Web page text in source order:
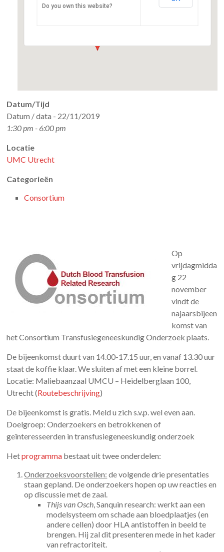
Heidelberglaan 100 - Utrecht
Do you own this website?
Datum/Tijd
Datum / data - 22/11/2019
1:30 pm - 6:00 pm
Locatie
UMC Utrecht
Categorieën
Consortium
Op
vrijdagmidda
g 22
november
vindt de
najaarsbijeen
komst van
het Consortium Transfusiegeneeskundig Onderzoek plaats.
De bijeenkomst duurt van 14.00-17.15 uur, en vanaf 13.30 uur
staat de koffie klaar. We sluiten af met een kleine borrel.
Locatie: Maliebaanzaal UMCU – Heidelberglaan 100,
Utrecht (Routebeschrijving)
De bijeenkomst is gratis. Meld u zich s.v.p. wel even aan.
Doelgroep: Onderzoekers en betrokkenen of
geïnteresseerden in transfusiegeneeskundig onderzoek
Hetprogramma bestaat uit twee onderdelen:
Onderzoeksvoorstellen: de volgende drie presentaties
staan gepland. De onderzoekers hopen op uw reacties en
op discussie met de zaal.
Thijs van Osch, Sanquin research: werkt aan een
modelsysteem om schade aan bloedplaatjes (en
andere cellen) door HLA antistoffen in beeld te
brengen. Hij zal dit presenteren mede in het kader
van refractoriteit.